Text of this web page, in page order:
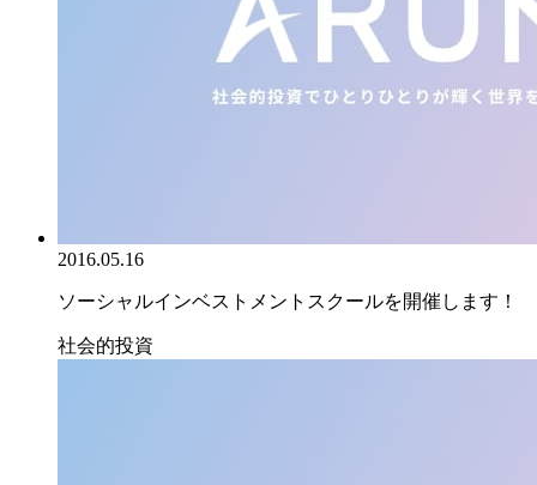
2016.05.16
ソーシャルインベストメントスクールを開催します！
社会的投資